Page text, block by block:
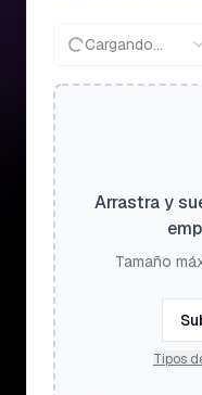
Cargando...
Arrastra y
Tamaño
Tipos